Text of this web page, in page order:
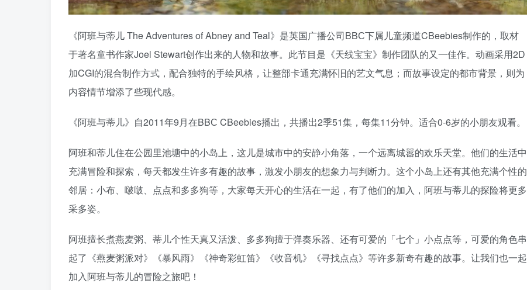
《阿班与蒂儿 The Adventures of Abney and Teal》是英国广播公司BBС下属儿童频道CBeebies制作的，取材
于著名童书作家Joel Stewart创作出来的人物和故事。此节目是《天线宝宝》制作团队的又一佳作。动画采用2D
加CGI的混合制作方式，配合独特的手绘风格，让整部卡通充满怀旧的艺文气息；而故事设定的都市背景，则为
内容情节增添了些现代感。
《阿班与蒂儿》自2011年9月在BBС CBeebies播出，共播出2季51集，每集11分钟。适合0-6岁的小朋友观看。
阿班和蒂儿住在公园里池塘中的小岛上，这儿是城市中的安静小角落，一个远离城嚣的欢乐天堂。他们的生活中
充满冒险和探索，每天都发生许多有趣的故事，激发小朋友的想象力与判断力。这个小岛上还有其他充满个性的
邻居：小布、啵啵、点点和多多狗等，大家每天开心的生活在一起，有了他们的加入，阿班与蒂儿的探险将更多
采多姿。
阿班擅长煮燕麦粥、蒂儿个性天真又活泼、多多狗擅于弹奏乐器、还有可爱的「七个」小点点等，可爱的角色串
起了《燕麦粥派对》《暴风雨》《神奇彩虹笛》《收音机》《寻找点点》等许多新奇有趣的故事。让我们也一起
加入阿班与蒂儿的冒险之旅吧！